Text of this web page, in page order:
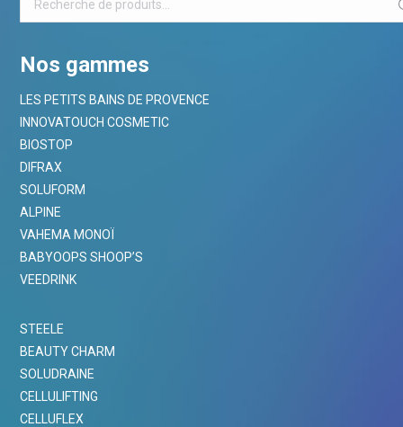
Nos gammes
LES PETITS BAINS DE PROVENCE
INNOVATOUCH COSMETIC
BIOSTOP
DIFRAX
SOLUFORM
ALPINE
VAHEMA MONOÏ
BABYOOPS SHOOP’S
VEEDRINK
STEELE
BEAUTY CHARM
SOLUDRAINE
CELLULIFTING
CELLUFLEX